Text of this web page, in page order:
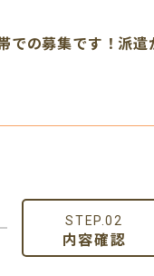
の募集です！派
STEP.02
内容確認